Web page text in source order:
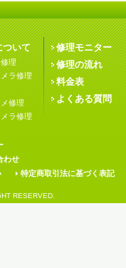
ついて
理
ラ修理
修理
ラ修理
修理モニター
修理の流れ
料金表
よくある質問
わせ
特定商取引法に基づく表記
RESERVED.